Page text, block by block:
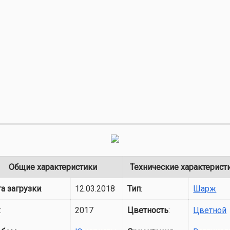
Общие характеристики Технические
загрузки: 12.03.2018 Тип: Шарж
: 2017 Цветность: Цветной